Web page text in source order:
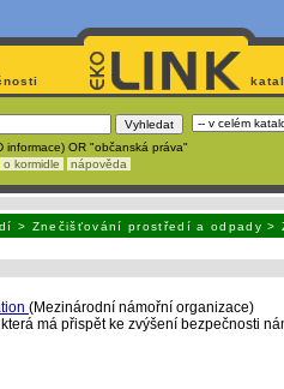
informace) OR "občanská práva"
o kormidle nápověda
> Znečišťování prostředí a odpady >
(Mezinárodní námořní organizace)
má přispět ke zvýšení bezpečnosti